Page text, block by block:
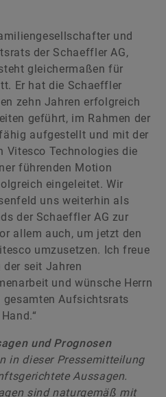
Relations
und
der Schaeffler AG,
gleichermaßen für
Er hat die Schaeffler
zehn Jahren erfolgreich
geführt, im Rahmen der
aufgestellt und mit der
Vitesco Technologies die
führenden Motion
eingeleitet. Wir
uns weiterhin als
der Schaeffler AG zur
allem auch, um jetzt den
umzusetzen. Ich freue
seit Jahren
und wünsche Herrn
gesamten Aufsichtsrats
und Prognosen
in dieser Pressemitteilung
Aussagen.
sind naturgemäß mit